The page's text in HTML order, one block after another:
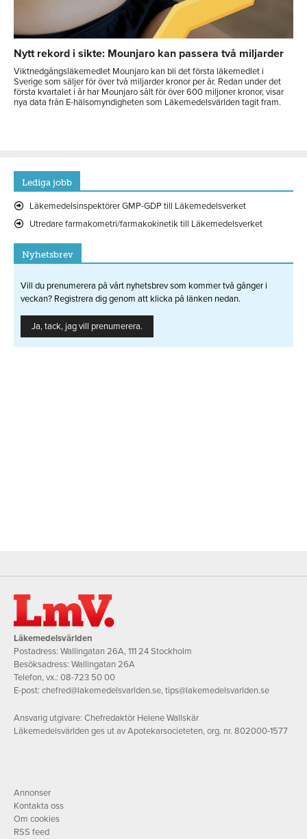
Nytt rekord i sikte: Mounjaro kan passera två miljarder
Viktnedgångsläkemedlet Mounjaro kan bli det första läkemedlet i
Sverige som säljer för över två miljarder kronor per år. Redan under det
första kvartalet i år har Mounjaro sålt för över 600 miljoner kronor, visar
nya data från E-hälsomyndigheten som Läkemedelsvärlden tagit fram.
Lediga jobb
Läkemedelsinspektörer GMP-GDP till Läkemedelsverket
Utredare farmakometri/farmakokinetik till Läkemedelsverket
Nyhetsbrev
Vill du prenumerera på vårt nyhetsbrev som kommer två gånger i
veckan? Registrera dig genom att klicka på länken nedan.
Ja, tack, jag vill prenumerera.
Läkemedelsvärlden
Postadress: Wallingatan 26A, 111 24 Stockholm
Besöksadress: Wallingatan 26A
Telefon, vx.: 08-723 50 00
E-post: chefred@lakemedelsvarlden.se,tips@lakemedelsvarlden.se
Ansvarig utgivare: Chefredaktör Helene Wallskär
Läkemedelsvärlden ges ut av Apotekarsocieteten, org. nr. 802000-1577
Annonser
Kontakta oss
Om cookies
RSS feed